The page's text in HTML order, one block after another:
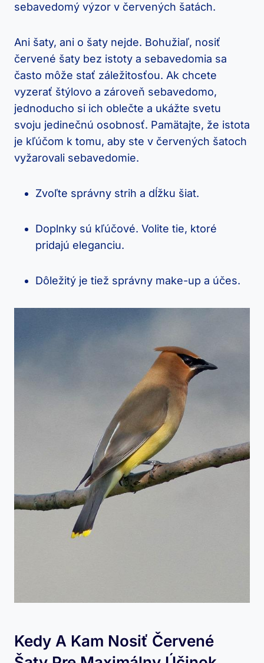
sebavedomý výzor v červených ⁢šatách.
Ani šaty,​ ani o šaty‍ nejde. Bohužiaľ, nosiť
červené šaty bez istoty ‌a sebavedomia⁤ sa
často môže stať ​záležitosťou. Ak chcete​
vyzerať štýlovo a zároveň sebavedomo, ​
jednoducho si ich oblečte a ukážte svetu​
svoju jedinečnú osobnosť. Pamätajte, že‌ istota
je kľúčom k tomu, aby ste v červených šatoch
vyžarovali sebavedomie.
Zvoľte správny strih⁣ a dĺžku šiat.
Doplnky sú kľúčové. Volite tie, ktoré ​
pridajú eleganciu.
Dôležitý je tiež‍ správny ⁤make-up ​a účes.
Kedy A Kam Nosiť⁤ Červené